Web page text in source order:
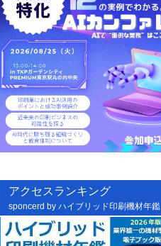
アクセスランキング
sponcerd by ハイブリッド印刷機材年鑑